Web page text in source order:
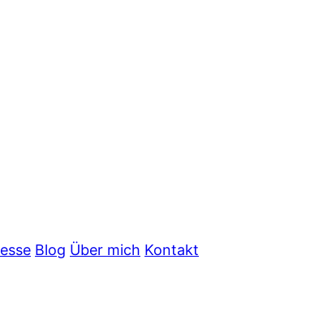
Blog Über mich Kontakt